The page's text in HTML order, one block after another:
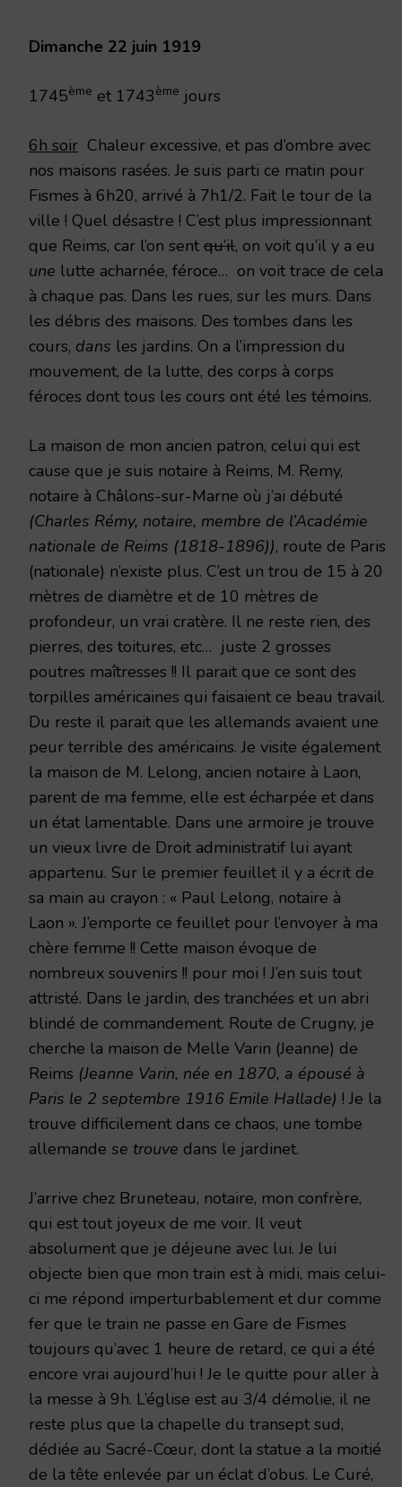
Dimanche 22 juin 1919
1745ème et 1743ème jours
6h soir Chaleur excessive, et pas d’ombre avec
nos maisons rasées. Je suis parti ce matin pour
Fismes à 6h20, arrivé à 7h1/2. Fait le tour de la
ville ! Quel désastre ! C’est plus impressionnant
que Reims, car l’on sent qu’il, on voit qu’il y a eu
une lutte acharnée, féroce… on voit trace de cela
à chaque pas. Dans les rues, sur les murs. Dans
les débris des maisons. Des tombes dans les
cours, dans les jardins. On a l’impression du
mouvement, de la lutte, des corps à corps
féroces dont tous les cours ont été les témoins.
La maison de mon ancien patron, celui qui est
cause que je suis notaire à Reims, M. Remy,
notaire à Châlons-sur-Marne où j’ai débuté
(Charles Rémy, notaire, membre de l’Académie
nationale de Reims (1818-1896)), route de Paris
(nationale) n’existe plus. C’est un trou de 15 à 20
mètres de diamètre et de 10 mètres de
profondeur, un vrai cratère. Il ne reste rien, des
pierres, des toitures, etc… juste 2 grosses
poutres maîtresses !! Il parait que ce sont des
torpilles américaines qui faisaient ce beau travail.
Du reste il parait que les allemands avaient une
peur terrible des américains. Je visite également
la maison de M. Lelong, ancien notaire à Laon,
parent de ma femme, elle est écharpée et dans
un état lamentable. Dans une armoire je trouve
un vieux livre de Droit administratif lui ayant
appartenu. Sur le premier feuillet il y a écrit de
sa main au crayon : « Paul Lelong, notaire à
Laon ». J’emporte ce feuillet pour l’envoyer à ma
chère femme !! Cette maison évoque de
nombreux souvenirs !! pour moi ! J’en suis tout
attristé. Dans le jardin, des tranchées et un abri
blindé de commandement. Route de Crugny, je
cherche la maison de Melle Varin (Jeanne) de
Reims (Jeanne Varin, née en 1870, a épousé à
Paris le 2 septembre 1916 Emile Hallade) ! Je la
trouve difficilement dans ce chaos, une tombe
allemande se trouve dans le jardinet.
J’arrive chez Bruneteau, notaire, mon confrère,
qui est tout joyeux de me voir. Il veut
absolument que je déjeune avec lui. Je lui
objecte bien que mon train est à midi, mais celui-
ci me répond imperturbablement et dur comme
fer que le train ne passe en Gare de Fismes
toujours qu’avec 1 heure de retard, ce qui a été
encore vrai aujourd’hui ! Je le quitte pour aller à
la messe à 9h. L’église est au 3/4 démolie, il ne
reste plus que la chapelle du transept sud,
dédiée au Sacré-Cœur, dont la statue a la moitié
de la tête enlevée par un éclat d’obus. Le Curé,